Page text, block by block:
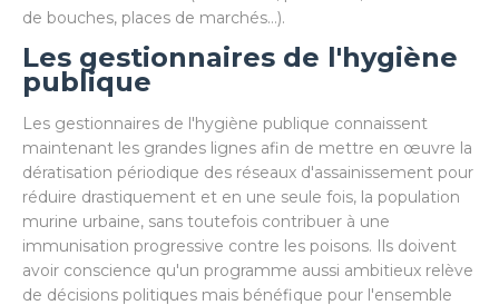
de bouches, places de marchés…).
Les gestionnaires de l'hygiène
publique
Les gestionnaires de l'hygiène publique connaissent
maintenant les grandes lignes afin de mettre en œuvre la
dératisation périodique des réseaux d'assainissement pour
réduire drastiquement et en une seule fois, la population
murine urbaine, sans toutefois contribuer à une
immunisation progressive contre les poisons. Ils doivent
avoir conscience qu'un programme aussi ambitieux relève
de décisions politiques mais bénéfique pour l'ensemble